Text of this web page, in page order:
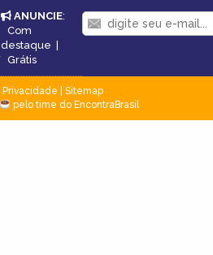
ANUNCIE:
Com
destaque |
Grátis
Privacidade
Sitemap
pelo time do EncontraBrasil